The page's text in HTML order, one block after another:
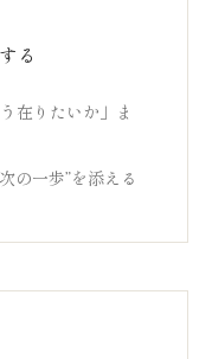
る
在りたいか」ま
の一歩”を添える